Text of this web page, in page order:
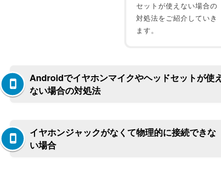
セットが使えない場合の
対処法をご紹介していき
ます。
Androidでイヤホンマイクやヘッドセットが使
ない場合の対処法
イヤホンジャックがなくて物理的に接続できな
い場合